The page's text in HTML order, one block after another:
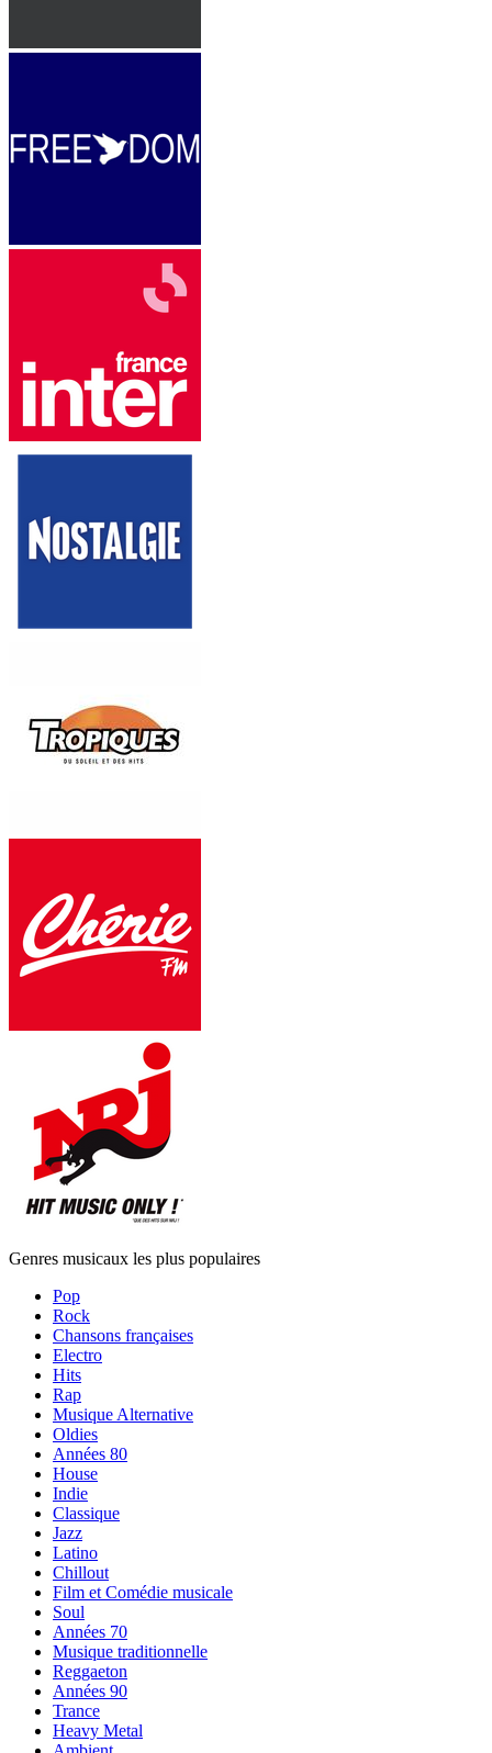
Genres musicaux les plus populaires
Pop
Rock
Chansons françaises
Electro
Hits
Rap
Musique Alternative
Oldies
Années 80
House
Indie
Classique
Jazz
Latino
Chillout
Film et Comédie musicale
Soul
Années 70
Musique traditionnelle
Reggaeton
Années 90
Trance
Heavy Metal